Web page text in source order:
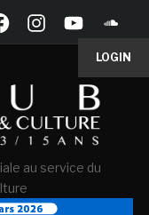
LOGIN
au service du